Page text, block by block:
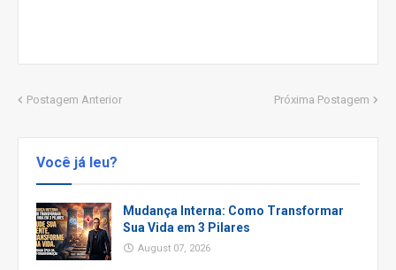
Postagem Anterior Próxima Postagem
Você já leu?
Mudança Interna: Como Transformar
Sua Vida em 3 Pilares
August 07, 2026